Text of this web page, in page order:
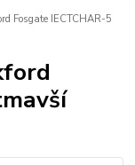
Fosgate IECTCHAR-5